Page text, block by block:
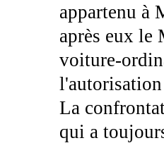
appartenu à
après eux le
voiture-
La
qui a